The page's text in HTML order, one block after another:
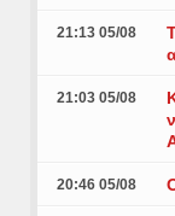
21:13 05/08
21:03 05/08
20:46 05/08